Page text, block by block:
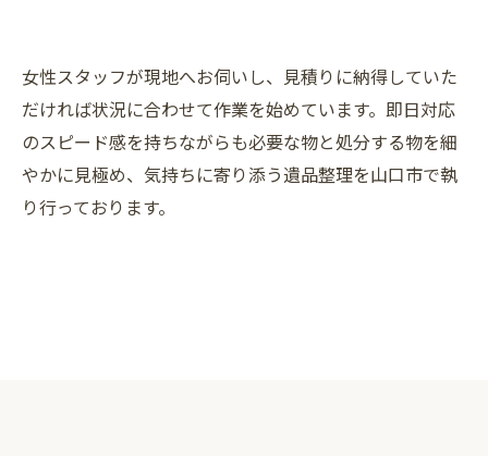
女性スタッフが現地へお伺いし、見積りに納得していた
だければ状況に合わせて作業を始めています。即日対応
のスピード感を持ちながらも必要な物と処分する物を細
やかに見極め、気持ちに寄り添う遺品整理を山口市で執
り行っております。
お問い合わせはこちら